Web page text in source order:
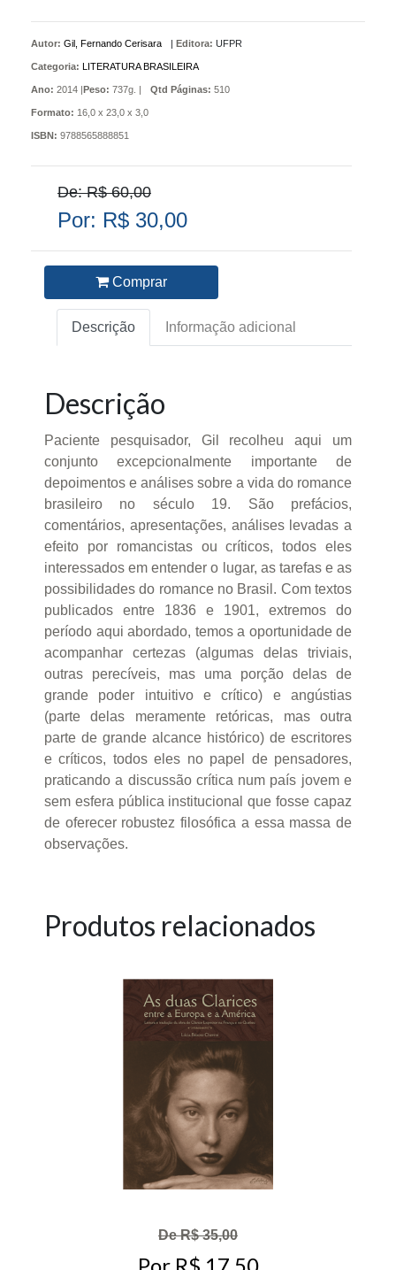
Autor: Gil, Fernando Cerisara | Editora: UFPR
Categoria: LITERATURA BRASILEIRA
Ano: 2014 |Peso: 737g. | Qtd Páginas: 510
Formato: 16,0 x 23,0 x 3,0
ISBN: 9788565888851
De: R$ 60,00
Por: R$ 30,00
Comprar
Descrição Informação adicional
Descrição
Paciente pesquisador, Gil recolheu aqui um
conjunto excepcionalmente importante de
depoimentos e análises sobre a vida do romance
brasileiro no século 19. São prefácios,
comentários, apresentações, análises levadas a
efeito por romancistas ou críticos, todos eles
interessados em entender o lugar, as tarefas e as
possibilidades do romance no Brasil. Com textos
publicados entre 1836 e 1901, extremos do
período aqui abordado, temos a oportunidade de
acompanhar certezas (algumas delas triviais,
outras perecíveis, mas uma porção delas de
grande poder intuitivo e crítico) e angústias
(parte delas meramente retóricas, mas outra
parte de grande alcance histórico) de escritores
e críticos, todos eles no papel de pensadores,
praticando a discussão crítica num país jovem e
sem esfera pública institucional que fosse capaz
de oferecer robustez filosófica a essa massa de
observações.
Produtos relacionados
De R$ 35,00
Por R$ 17,50